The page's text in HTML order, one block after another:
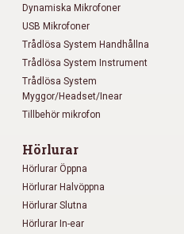
Dynamiska Mikrofoner
USB Mikrofoner
Trådlösa System Handhållna
Trådlösa System Instrument
Trådlösa System
Myggor/Headset/Inear
Tillbehör mikrofon
Hörlurar
Hörlurar Öppna
Hörlurar Halvöppna
Hörlurar Slutna
Hörlurar In-ear